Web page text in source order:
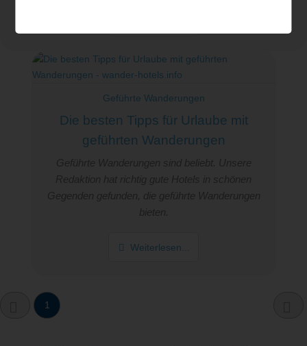
Die besten Tipps für Urlaube mit
geführten Wanderungen
Geführte Wanderungen
Weiterlesen...
1